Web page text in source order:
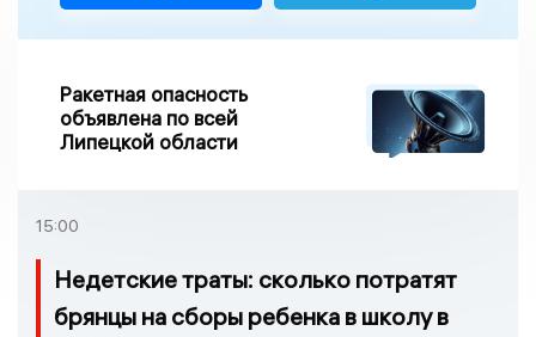
Ракетная опасность
объявлена по всей
Липецкой области
15:00
Недетские траты: сколько потратят
брянцы на сборы ребенка в школу в